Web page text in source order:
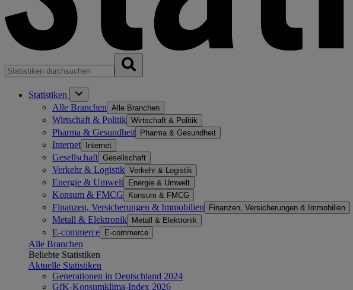
Statistiken
Alle Branchen Alle Branchen
Wirtschaft & Politik Wirtschaft & Politik
Pharma & Gesundheit Pharma & Gesundheit
Internet Internet
Gesellschaft Gesellschaft
Verkehr & Logistik Verkehr & Logistik
Energie & Umwelt Energie & Umwelt
Konsum & FMCG Konsum & FMCG
Finanzen, Versicherungen & Immobilien Finanzen, Versicherungen & Immobilien
Metall & Elektronik Metall & Elektronik
E-commerce E-commerce
Alle Branchen
Beliebte Statistiken
Aktuelle Statistiken
Generationen in Deutschland 2024
GfK-Konsumklima-Index 2026